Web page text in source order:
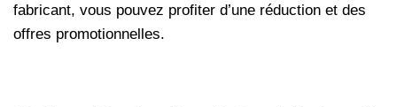
fabricant, vous pouvez profiter d’une réduction et des
offres promotionnelles.